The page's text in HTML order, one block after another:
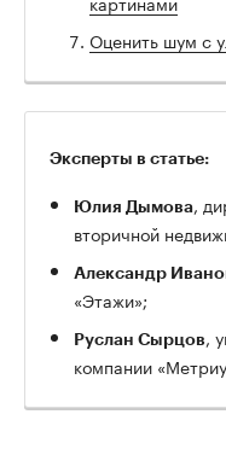
Оценить шум с
Эксперты в статье:
Юлия Дымова,
вторичной
Александр
«Этажи»;
Руслан Сырцов,
компании